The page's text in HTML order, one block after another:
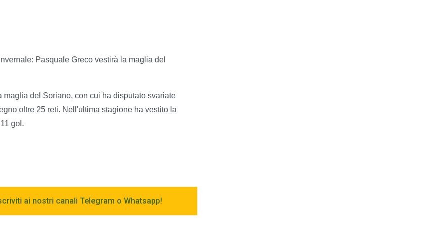
Pasquale Greco vestirà la maglia del
del Soriano, con cui ha disputato svariate
oltre 25 reti. Nell'ultima stagione ha vestito la
gol.
ai nostri canali Telegram o Whatsapp!